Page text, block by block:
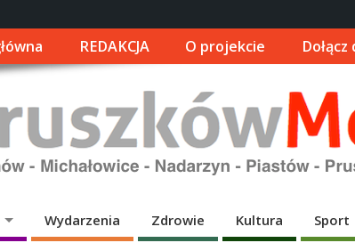
REDAKCJA O projekcie Dołącz
Wydarzenia Zdrowie Kultura Sport